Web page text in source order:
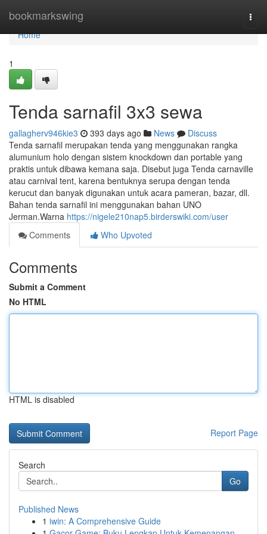
bookmarkswing
Home
Home
1
Tenda sarnafil 3x3 sewa
gallagherv946kie3 393 days ago News
Discuss
Tenda sarnafil merupakan tenda yang menggunakan rangka
alumunium holo dengan sistem knockdown dan portable yang
praktis untuk dibawa kemana saja. Disebut juga Tenda carnaville
atau carnival tent, karena bentuknya serupa dengan tenda
kerucut dan banyak digunakan untuk acara pameran, bazar, dll.
Bahan tenda sarnafil ini menggunakan bahan UNO
Jerman.Warna https://nigele210nap5.birderswiki.com/user
Comments
Who Upvoted
Comments
Submit a Comment
No HTML
HTML is disabled
Report Page
Search
Go
Published News
1 iwin: A Comprehensive Guide